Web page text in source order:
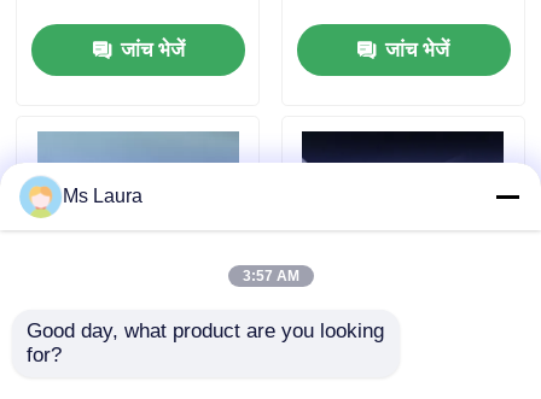
गुणवत्ता नियंत्रण
संपर्क करें
समाचार
जांच भेजें जांच भेजें
DIY ऑटोमोटिव और
Ms Laura
3:57 AM
Good day, what product are you looking
for?